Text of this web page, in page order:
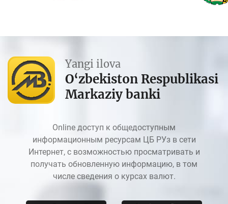
Yangi ilova
O‘zbekiston Respublikasi
Markaziy banki
Online доступ к общедоступным
информационным ресурсам ЦБ РУз в сети
Интернет, с возможностью просматривать и
получать обновленную информацию, в том
числе сведения о курсах валют.